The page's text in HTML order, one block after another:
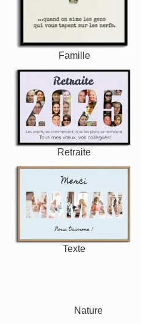
Famille
Retraite
Texte